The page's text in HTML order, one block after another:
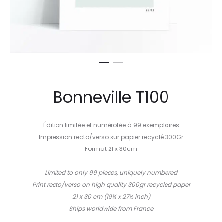
Bonneville T100
Édition limitée et numérotée à 99 exemplaires
Impression recto/verso sur papier recyclé 300Gr
Format 21 x 30cm
Limited to only 99 pieces, uniquely numbered
Print recto/verso on high quality 300gr recycled paper
21 x 30 cm (19¾ x 27½ inch)
Ships worldwide from France